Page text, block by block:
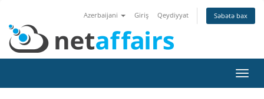
Azerbaijani Giriş Qeydiyyat Səbətə bax
keçid